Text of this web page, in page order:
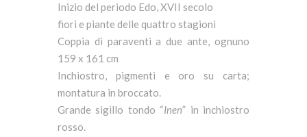
Inizio del periodo Edo, XVII secolo
fiori e piante delle quattro stagioni
Coppia di paraventi a due ante, ognuno
159 x 161 cm
Inchiostro, pigmenti e oro su carta;
montatura in broccato.
Grande sigillo tondo “Inen” in inchiostro
rosso.